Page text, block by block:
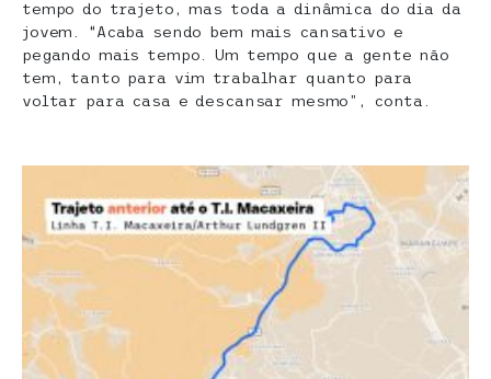
tempo do trajeto, mas toda a dinâmica do dia da
jovem. “Acaba sendo bem mais cansativo e
pegando mais tempo. Um tempo que a gente não
tem, tanto para vim trabalhar quanto para
voltar para casa e descansar mesmo”, conta.